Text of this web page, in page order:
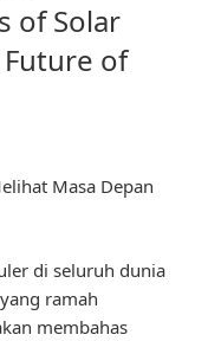
of Solar
of
Masa Depan
di seluruh dunia
ramah
membahas